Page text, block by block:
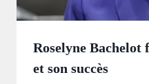
Roselyne
et son succès